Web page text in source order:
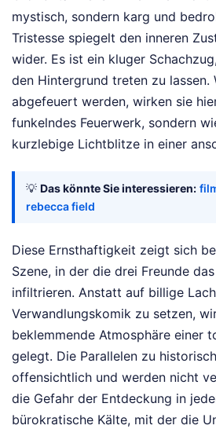
mystisch, sondern karg und
Tristesse spiegelt den inneren
wider. Es ist ein kluger
den Hintergrund treten zu lassen.
abgefeuert werden, wirken sie
funkelndes Feuerwerk, sondern
kurzlebige Lichtblitze in einer
💡 Das könnte Sie interessieren:
rebecca field
Diese Ernsthaftigkeit zeigt sich
Szene, in der die drei Freunde
infiltrieren. Anstatt auf billige
Verwandlungskomik zu setzen,
beklemmende Atmosphäre einer
gelegt. Die Parallelen zu
offensichtlich und werden nicht
die Gefahr der Entdeckung in
bürokratische Kälte, mit der die